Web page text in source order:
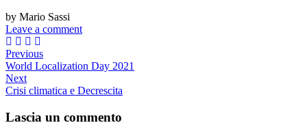
by Mario Sassi
Leave a comment
Previous
World Localization Day 2021
Next
Crisi climatica e Decrescita
Lascia un commento